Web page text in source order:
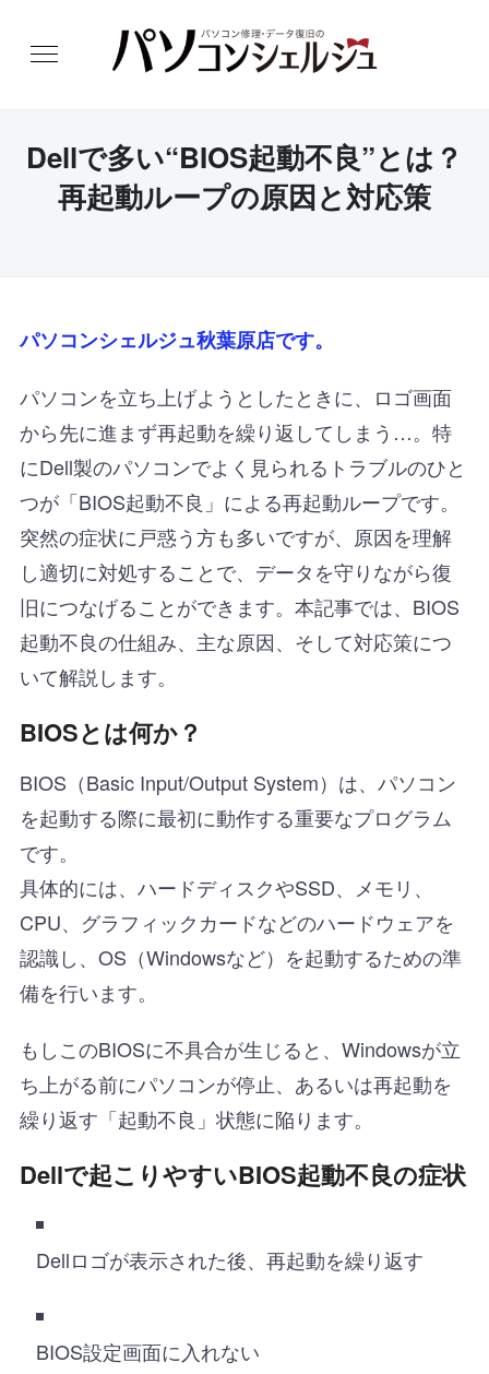
Dellで多い“BIOS起動不良”とは？
再起動ループの原因と対応策
パソコンシェルジュ秋葉原店です。
パソコンを立ち上げようとしたときに、ロゴ画面
から先に進まず再起動を繰り返してしまう…。特
にDell製のパソコンでよく見られるトラブルのひと
つが「BIOS起動不良」による再起動ループです。
突然の症状に戸惑う方も多いですが、原因を理解
し適切に対処することで、データを守りながら復
旧につなげることができます。本記事では、BIOS
起動不良の仕組み、主な原因、そして対応策につ
いて解説します。
BIOSとは何か？
BIOS（Basic Input/Output System）は、パソコン
を起動する際に最初に動作する重要なプログラム
です。
具体的には、ハードディスクやSSD、メモリ、
CPU、グラフィックカードなどのハードウェアを
認識し、OS（Windowsなど）を起動するための準
備を行います。
もしこのBIOSに不具合が生じると、Windowsが立
ち上がる前にパソコンが停止、あるいは再起動を
繰り返す「起動不良」状態に陥ります。
Dellで起こりやすいBIOS起動不良の症状
Dellロゴが表示された後、再起動を繰り返す
BIOS設定画面に入れない